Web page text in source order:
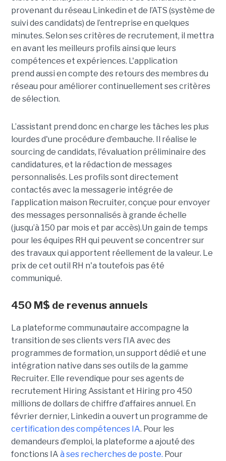
provenant du réseau Linkedin et de l’ATS (système de
suivi des candidats) de l’entreprise en quelques
minutes. Selon ses critères de recrutement, il mettra
en avant les meilleurs profils ainsi que leurs
compétences et expériences. L'application
prend aussi en compte des retours des membres du
réseau pour améliorer continuellement ses critères
de sélection.
L’assistant prend donc en charge les tâches les plus
lourdes d'une procédure d’embauche. Il réalise le
sourcing de candidats, l'évaluation préliminaire des
candidatures, et la rédaction de messages
personnalisés. Les profils sont directement
contactés avec la messagerie intégrée de
l’application maison Recruiter, conçue pour envoyer
des messages personnalisés à grande échelle
(jusqu’à 150 par mois et par accès).Un gain de temps
pour les équipes RH qui peuvent se concentrer sur
des travaux qui apportent réellement de la valeur. Le
prix de cet outil RH n'a toutefois pas été
communiqué.
450 M$ de revenus annuels
La plateforme communautaire accompagne la
transition de ses clients vers l’IA avec des
programmes de formation, un support dédié et une
intégration native dans ses outils de la gamme
Recruiter. Elle revendique pour ses agents de
recrutement Hiring Assistant et Hiring pro 450
millions de dollars de chiffre d’affaires annuel. En
février dernier, Linkedin a ouvert un programme de
certification des compétences IA. Pour les
demandeurs d’emploi, la plateforme a ajouté des
fonctions IA à ses recherches de poste. Pour